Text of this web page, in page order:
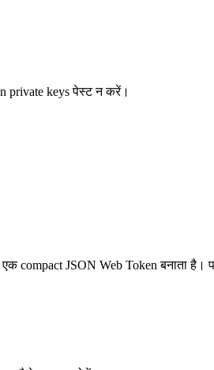
private keys पेस्ट न करें।
JSON Web Token बनाता है।